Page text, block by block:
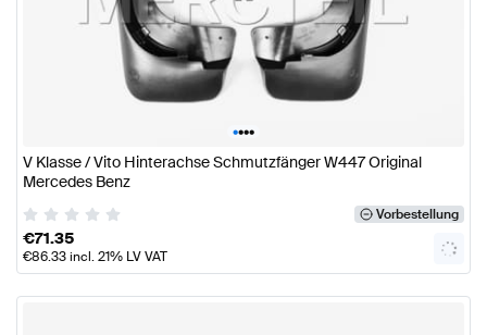
••••
V Klasse / Vito Hinterachse Schmutzfänger W447 Original
Mercedes Benz
Vorbestellung
€71.35
€86.33incl. 21% LV VAT